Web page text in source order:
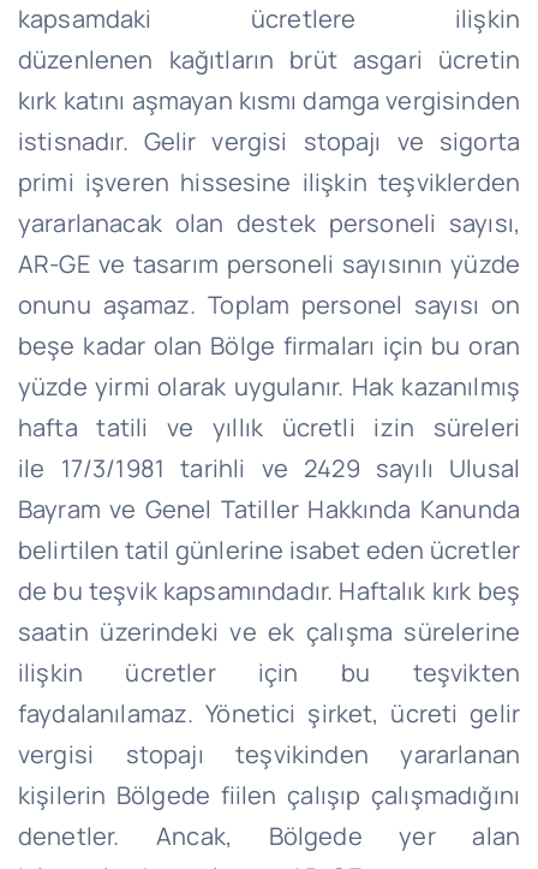
kapsamdaki ücretlere ilişkin
düzenlenen kağıtların brüt asgari ücretin
kırk katını aşmayan kısmı damga vergisinden
istisnadır. Gelir vergisi stopajı ve sigorta
primi işveren hissesine ilişkin teşviklerden
yararlanacak olan destek personeli sayısı,
AR-GE ve tasarım personeli sayısının yüzde
onunu aşamaz. Toplam personel sayısı on
beşe kadar olan Bölge firmaları için bu oran
yüzde yirmi olarak uygulanır. Hak kazanılmış
hafta tatili ve yıllık ücretli izin süreleri
ile 17/3/1981 tarihli ve 2429 sayılı Ulusal
Bayram ve Genel Tatiller Hakkında Kanunda
belirtilen tatil günlerine isabet eden ücretler
de bu teşvik kapsamındadır. Haftalık kırk beş
saatin üzerindeki ve ek çalışma sürelerine
ilişkin ücretler için bu teşvikten
faydalanılamaz. Yönetici şirket, ücreti gelir
vergisi stopajı teşvikinden yararlanan
kişilerin Bölgede fiilen çalışıp çalışmadığını
denetler.Ancak, Bölgede yer alan